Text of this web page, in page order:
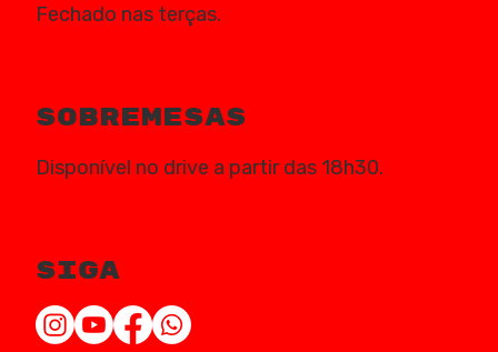
Fechado nas terças.
Sobremesas
Disponível no drive a partir das 18h30.
siga